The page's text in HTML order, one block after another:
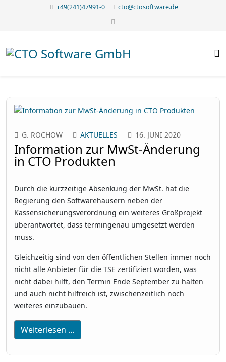
+49(241)47991-0 cto@ctosoftware.de
G. ROCHOW AKTUELLES 16. JUNI 2020
Information zur MwSt-Änderung
in CTO Produkten
Durch die kurzzeitige Absenkung der MwSt. hat die
Regierung den Softwarehäusern neben der
Kassensicherungsverordnung ein weiteres Großprojekt
überantwortet, dass termingenau umgesetzt werden
muss.
Gleichzeitig sind von den öffentlichen Stellen immer noch
nicht alle Anbieter für die TSE zertifiziert worden, was
nicht dabei hilft, den Termin Ende September zu halten
und auch nicht hilfreich ist, zwischenzeitlich noch
weiteres einzubauen.
Weiterlesen …